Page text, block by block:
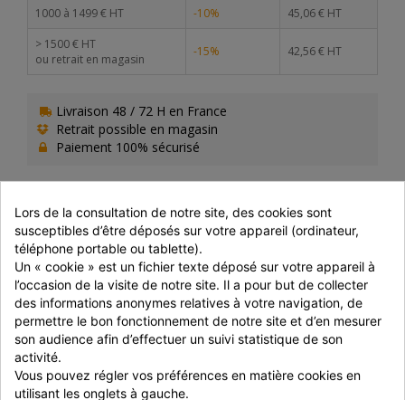
1000 à 1499 € HT
-10%
45,06 € HT
> 1500 € HT
ou retrait en magasin
-15% 42,56 € HT
Livraison 48 / 72 H en France
Retrait possible en magasin
Paiement 100% sécurisé
PRÉPARATION
A déguster glacé
COMPOSITION
CREME fraîche, LAIT écrémé, solution de sucre (sucre, eau),
confiseries aux NOIX de macadamia caramélisées (10 %)
Lors de la consultation de notre site, des cookies sont
susceptibles d’être déposés sur votre appareil (ordinateur,
téléphone portable ou tablette).
Un « cookie » est un fichier texte déposé sur votre appareil à
l’occasion de la visite de notre site. Il a pour but de collecter
des informations anonymes relatives à votre navigation, de
permettre le bon fonctionnement de notre site et d’en mesurer
son audience afin d’effectuer un suivi statistique de son
activité.
Vous pouvez régler vos préférences en matière cookies en
utilisant les onglets à gauche.